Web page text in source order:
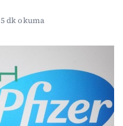
5 dk okuma